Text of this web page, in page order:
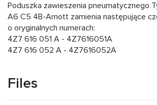
Poduszka zawieszenia pneumatycznego
A6 C5 4B-Arnott zamienia następujące
o oryginalnych numerach:
4Z7 616 051 A - 4Z7616051A
4Z7 616 052 A - 4Z7616052A
Files